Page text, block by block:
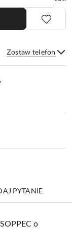
Zostaw telefon
PYTANIE
o